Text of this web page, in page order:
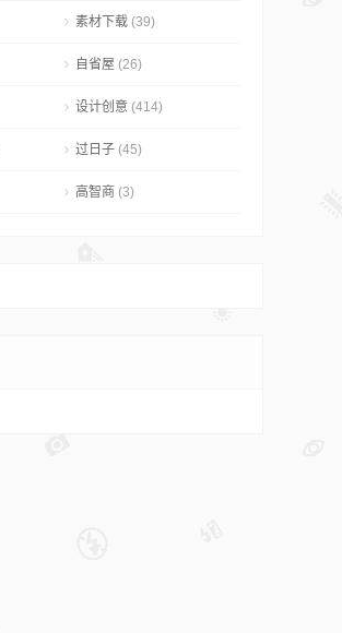
素材下载 (39)
自省屋 (26)
设计创意 (414)
过日子 (45)
高智商 (3)